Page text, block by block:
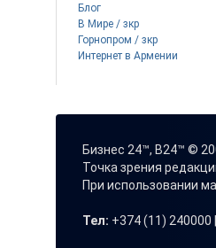
Блог
В Мире / зкр
Горнопром / зкр
Интернет в Армении
Бизнес 24™, B24™ ©
Точка зрения
При использовании
Тел: +374 (11) 240000 |